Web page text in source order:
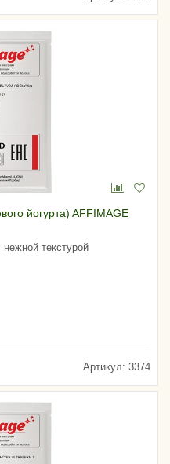
йогурта) AFFIMAGE
нежной текстурой
Артикул: 3374